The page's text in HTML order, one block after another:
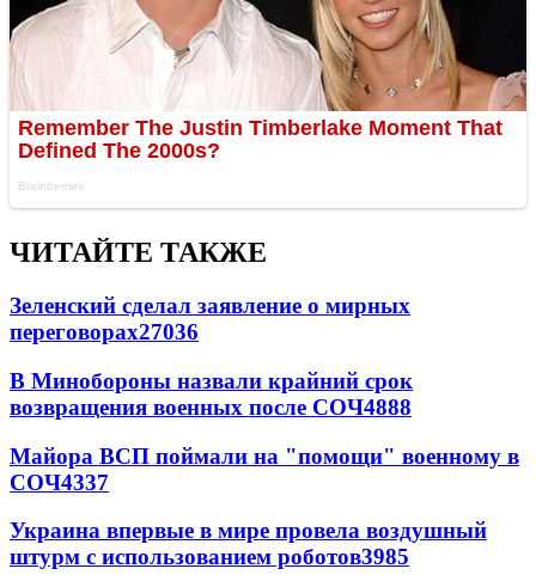
ЧИТАЙТЕ ТАКЖЕ
Зеленский сделал заявление о мирных
переговорах27036
В Минобороны назвали крайний срок
возвращения военных после СОЧ4888
Майора ВСП поймали на "помощи" военному в
СОЧ4337
Украина впервые в мире провела воздушный
штурм с использованием роботов3985